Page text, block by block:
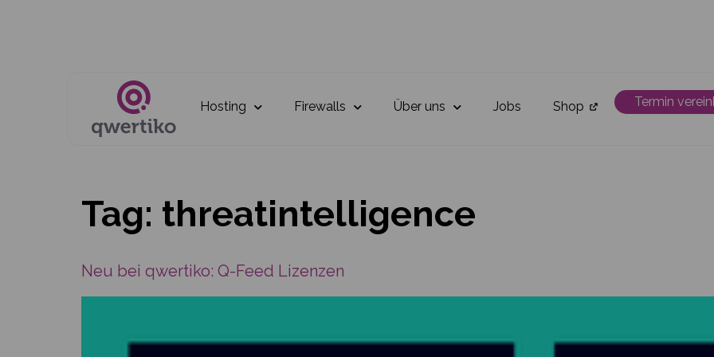
Hosting Firewalls Über uns Jobs Shop Termin
Tag: threatintelligence
Neu bei qwertiko: Q-Feed Lizenzen